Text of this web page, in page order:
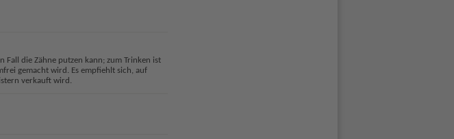
Fall die Zähne putzen kann; zum Trinken ist
gemacht wird. Es empfiehlt sich, auf
verkauft wird.